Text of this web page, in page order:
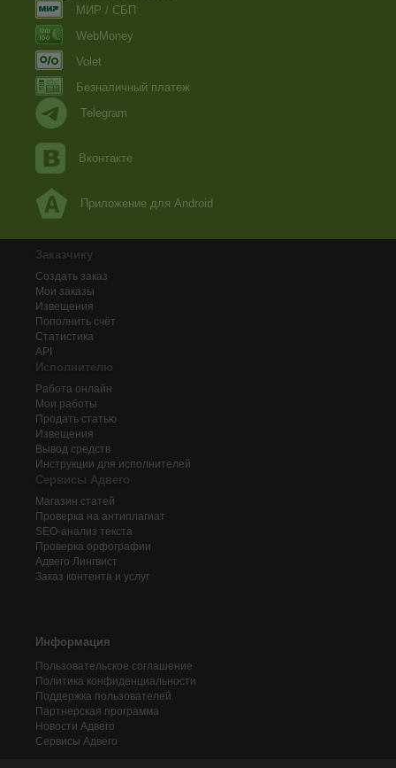
МИР / СБП
WebMoney
Volet
Безналичный платеж
Telegram
Вконтакте
Приложение для Android
Заказчику
Создать заказ
Мои заказы
Извещения
Пополнить счёт
Статистика
API
Исполнителю
Работа онлайн
Мои работы
Продать статью
Извещения
Вывод средств
Инструкции для исполнителей
Сервисы Адвего
Магазин статей
Проверка на антиплагиат
SEO-анализ текста
Проверка орфографии
Адвего Лингвист
Заказ контента и услуг
Информация
Пользовательское соглашение
Политика конфиденциальности
Поддержка пользователей
Партнерская программа
Новости Адвего
Сервисы Адвего